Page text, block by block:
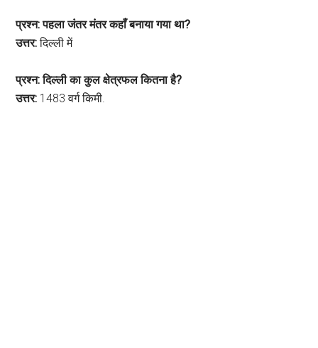
प्रश्न: पहला जंतर मंतर कहाँ बनाया गया था?
उत्तर:दिल्ली में
प्रश्न: दिल्ली का कुल क्षेत्रफल कितना है?
उत्तर: 1483 वर्ग किमी.